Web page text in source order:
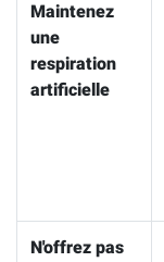
Maintenez
une
respiration
artificielle
N'offrez pas